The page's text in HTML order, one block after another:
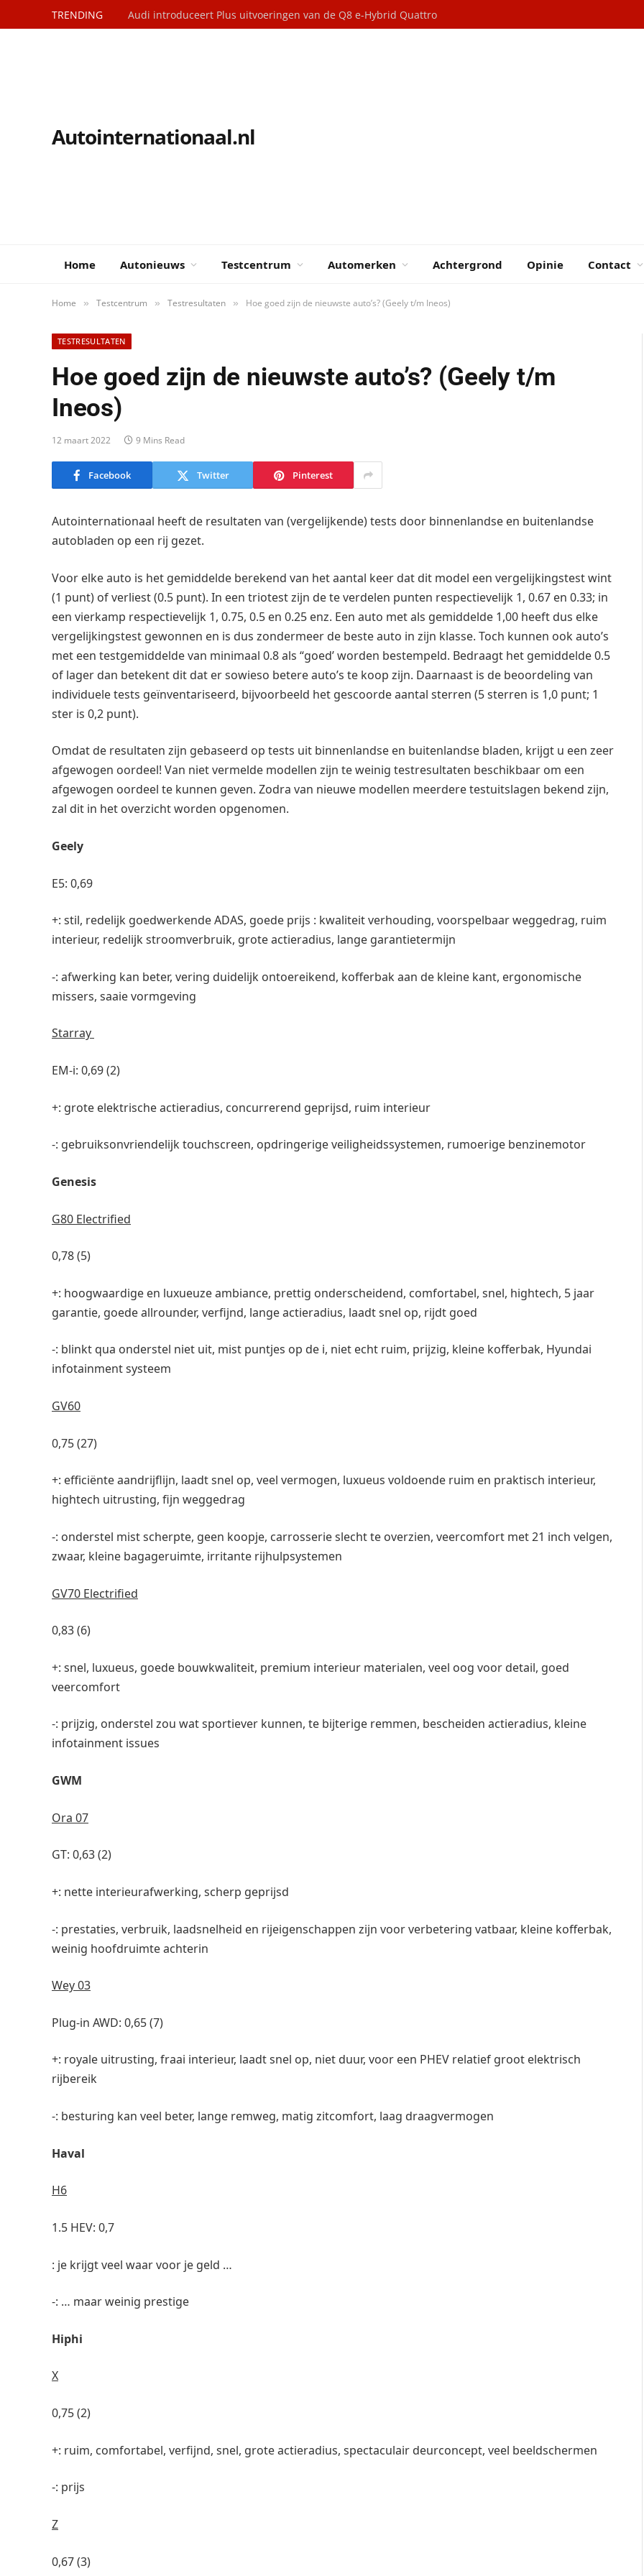
TRENDING Audi introduceert Plus uitvoeringen van de Q8 e-Hybrid Quattro
Autointernationaal.nl
Home Autonieuws Testcentrum Automerken Achtergrond Opinie Contact
Home » Testcentrum » Testresultaten » Hoe goed zijn de nieuwste auto’s? (Geely t/m Ineos)
TESTRESULTATEN
Hoe goed zijn de nieuwste auto’s? (Geely t/m
Ineos)
12 maart 2022 9 Mins Read
Facebook Twitter Pinterest
Autointernationaal heeft de resultaten van (vergelijkende) tests door binnenlandse en buitenlandse
autobladen op een rij gezet.
Voor elke auto is het gemiddelde berekend van het aantal keer dat dit model een vergelijkingstest wint
(1 punt) of verliest (0.5 punt). In een triotest zijn de te verdelen punten respectievelijk 1, 0.67 en 0.33; in
een vierkamp respectievelijk 1, 0.75, 0.5 en 0.25 enz. Een auto met als gemiddelde 1,00 heeft dus elke
vergelijkingstest gewonnen en is dus zondermeer de beste auto in zijn klasse. Toch kunnen ook auto’s
met een testgemiddelde van minimaal 0.8 als “goed’ worden bestempeld. Bedraagt het gemiddelde 0.5
of lager dan betekent dit dat er sowieso betere auto’s te koop zijn. Daarnaast is de beoordeling van
individuele tests geïnventariseerd, bijvoorbeeld het gescoorde aantal sterren (5 sterren is 1,0 punt; 1
ster is 0,2 punt).
Omdat de resultaten zijn gebaseerd op tests uit binnenlandse en buitenlandse bladen, krijgt u een zeer
afgewogen oordeel! Van niet vermelde modellen zijn te weinig testresultaten beschikbaar om een
afgewogen oordeel te kunnen geven. Zodra van nieuwe modellen meerdere testuitslagen bekend zijn,
zal dit in het overzicht worden opgenomen.
Geely
E5: 0,69
+: stil, redelijk goedwerkende ADAS, goede prijs : kwaliteit verhouding, voorspelbaar weggedrag, ruim
interieur, redelijk stroomverbruik, grote actieradius, lange garantietermijn
-: afwerking kan beter, vering duidelijk ontoereikend, kofferbak aan de kleine kant, ergonomische
missers, saaie vormgeving
Starray
EM-i: 0,69 (2)
+: grote elektrische actieradius, concurrerend geprijsd, ruim interieur
-: gebruiksonvriendelijk touchscreen, opdringerige veiligheidssystemen, rumoerige benzinemotor
Genesis
G80 Electrified
0,78 (5)
+: hoogwaardige en luxueuze ambiance, prettig onderscheidend, comfortabel, snel, hightech, 5 jaar
garantie, goede allrounder, verfijnd, lange actieradius, laadt snel op, rijdt goed
-: blinkt qua onderstel niet uit, mist puntjes op de i, niet echt ruim, prijzig, kleine kofferbak, Hyundai
infotainment systeem
GV60
0,75 (27)
+: efficiënte aandrijflijn, laadt snel op, veel vermogen, luxueus voldoende ruim en praktisch interieur,
hightech uitrusting, fijn weggedrag
-: onderstel mist scherpte, geen koopje, carrosserie slecht te overzien, veercomfort met 21 inch velgen,
zwaar, kleine bagageruimte, irritante rijhulpsystemen
GV70 Electrified
0,83 (6)
+: snel, luxueus, goede bouwkwaliteit, premium interieur materialen, veel oog voor detail, goed
veercomfort
-: prijzig, onderstel zou wat sportiever kunnen, te bijterige remmen, bescheiden actieradius, kleine
infotainment issues
GWM
Ora 07
GT: 0,63 (2)
+: nette interieurafwerking, scherp geprijsd
-: prestaties, verbruik, laadsnelheid en rijeigenschappen zijn voor verbetering vatbaar, kleine kofferbak,
weinig hoofdruimte achterin
Wey 03
Plug-in AWD: 0,65 (7)
+: royale uitrusting, fraai interieur, laadt snel op, niet duur, voor een PHEV relatief groot elektrisch
rijbereik
-: besturing kan veel beter, lange remweg, matig zitcomfort, laag draagvermogen
Haval
H6
1.5 HEV: 0,7
: je krijgt veel waar voor je geld …
-: … maar weinig prestige
Hiphi
X
0,75 (2)
+: ruim, comfortabel, verfijnd, snel, grote actieradius, spectaculair deurconcept, veel beeldschermen
-: prijs
Z
0,67 (3)